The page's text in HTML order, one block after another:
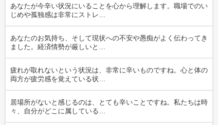
あなたが今辛い状況にいることを心から理解します。職場でのい
じめや孤独感は非常にストレ…
あなたのお気持ち、そして現状への不安や愚痴がよく伝わってき
ました。経済情勢が厳しいと…
疲れが取れないという状況は、非常に辛いものですね。心と体の
両方が疲労感を覚えている状…
居場所がないと感じるのは、とても辛いことですね。私たちは時
々、自分がどこに属している…